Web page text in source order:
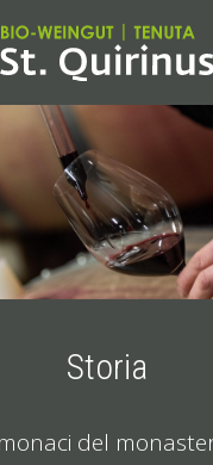
Storia
del